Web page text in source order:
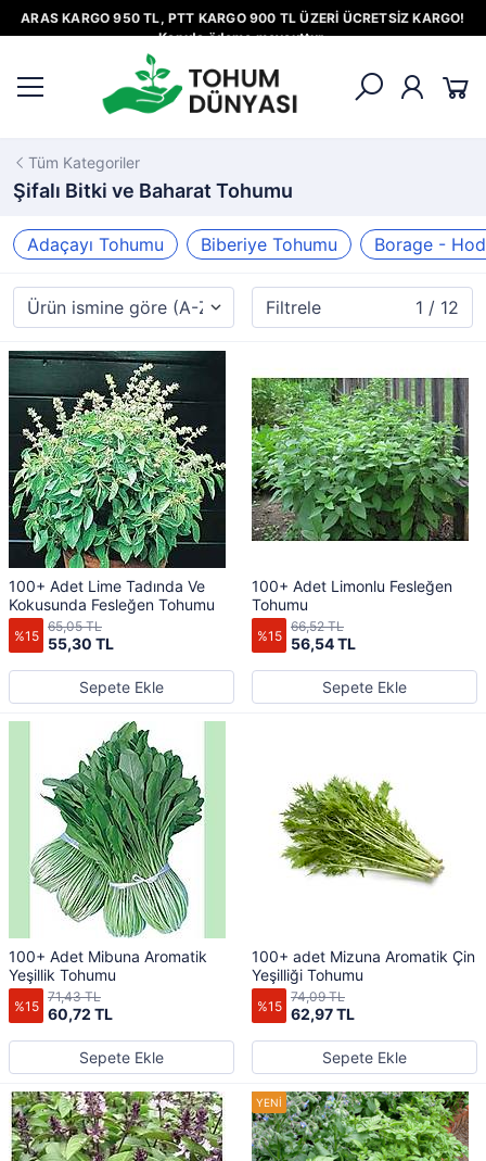
ARAS KARGO 950 TL, PTT KARGO 900 TL ÜZERİ ÜCRETSİZ KARGO!
Kapıda ödeme mevcuttur.
Tüm Kategoriler
Şifalı Bitki ve Baharat Tohumu
Adaçayı Tohumu Biberiye Tohumu Borage -
Filtrele 1 / 12
100+ Adet Lime Tadında Ve
Kokusunda Fesleğen Tohumu
%15 55,30 TL
65,05 TL
Sepete Ekle
100+ Adet Limonlu Fesleğen
Tohumu
%15 56,54 TL
66,52 TL
Sepete Ekle
100+ Adet Mibuna Aromatik
Yeşillik Tohumu
%15 60,72 TL
71,43 TL
Sepete Ekle
100+ adet Mizuna Aromatik Çin
Yeşilliği Tohumu
%15 62,97 TL
74,09 TL
Sepete Ekle